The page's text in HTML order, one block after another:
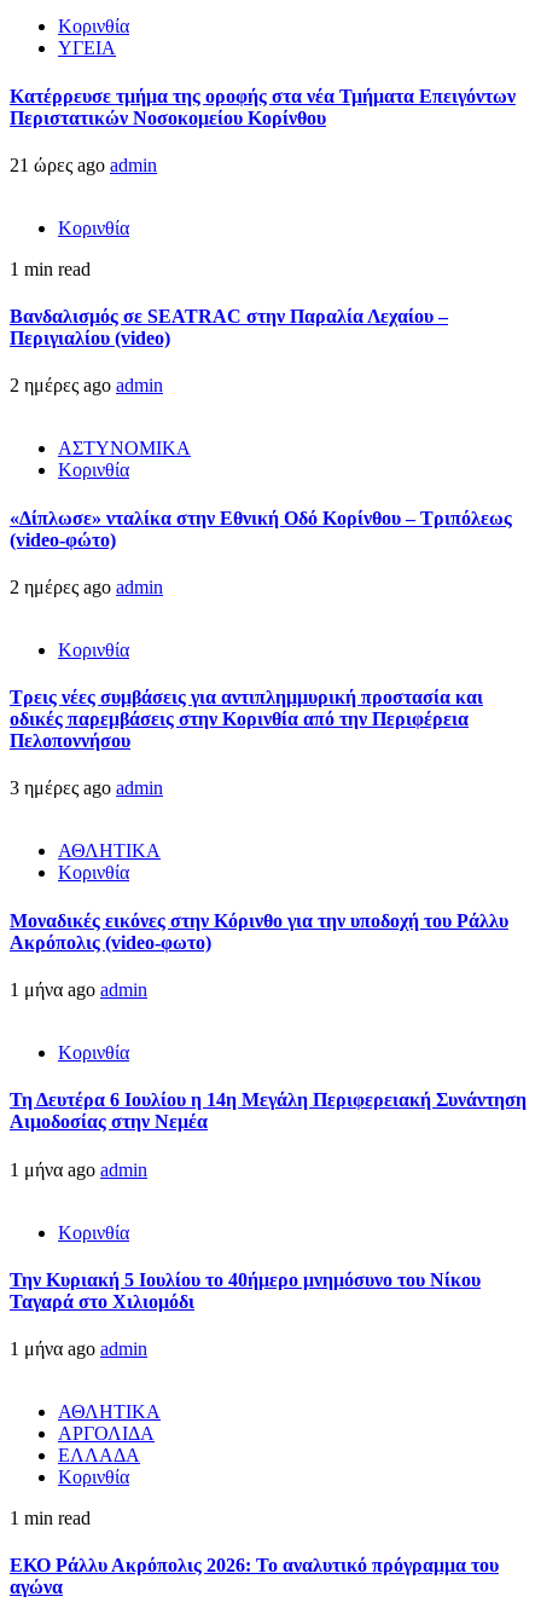
Κορινθία
ΥΓΕΙΑ
Kατέρρευσε τμήμα της οροφής στα νέα Τμήματα Επειγόντων
Περιστατικών Νοσοκομείου Κορίνθου
21 ώρες ago admin
Κορινθία
1 min read
Βανδαλισμός σε SEATRAC στην Παραλία Λεχαίου –
Περιγιαλίου (video)
2 ημέρες ago admin
ΑΣΤΥΝΟΜΙΚΑ
Κορινθία
«Δίπλωσε» νταλίκα στην Εθνική Oδό Κορίνθου – Τριπόλεως
(video-φώτο)
2 ημέρες ago admin
Κορινθία
Τρεις νέες συμβάσεις για αντιπλημμυρική προστασία και
οδικές παρεμβάσεις στην Κορινθία από την Περιφέρεια
Πελοποννήσου
3 ημέρες ago admin
ΑΘΛΗΤΙΚΑ
Κορινθία
Μοναδικές εικόνες στην Κόρινθο για την υποδοχή του Ράλλυ
Ακρόπολις (video-φωτο)
1 μήνα ago admin
Κορινθία
Τη Δευτέρα 6 Ιουλίου η 14η Μεγάλη Περιφερειακή Συνάντηση
Αιμοδοσίας στην Νεμέα
1 μήνα ago admin
Κορινθία
Την Κυριακή 5 Ιουλίου το 40ήμερο μνημόσυνο του Νίκου
Ταγαρά στο Χιλιομόδι
1 μήνα ago admin
ΑΘΛΗΤΙΚΑ
ΑΡΓΟΛΙΔΑ
ΕΛΛΑΔΑ
Κορινθία
1 min read
ΕΚΟ Ράλλυ Ακρόπολις 2026: Το αναλυτικό πρόγραμμα του
αγώνα